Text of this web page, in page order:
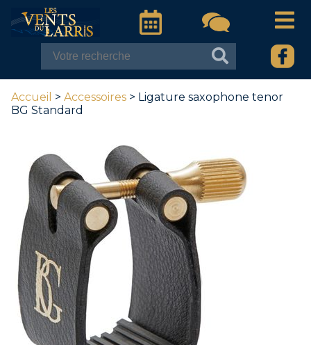
Accueil > Accessoires > Ligature saxophone tenor
BG Standard